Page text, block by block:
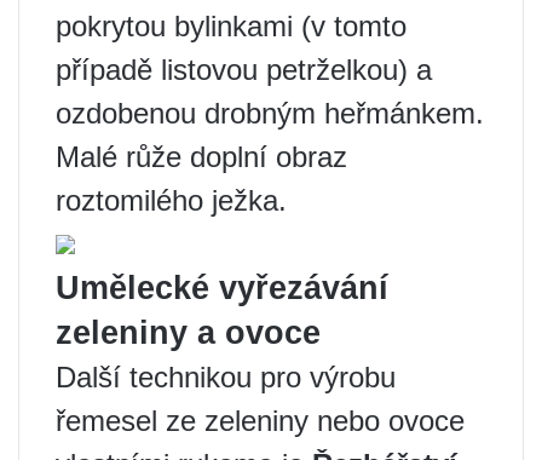
pokrytou bylinkami (v tomto
případě listovou petrželkou) a
ozdobenou drobným heřmánkem.
Malé růže doplní obraz
roztomilého ježka.
Umělecké vyřezávání
zeleniny a ovoce
Další technikou pro výrobu
řemesel ze zeleniny nebo ovoce